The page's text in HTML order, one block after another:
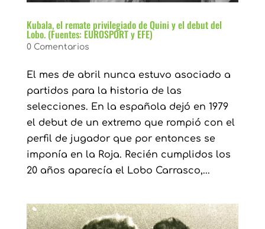
Kubala, el remate privilegiado de Quini y el debut del
Lobo. (Fuentes: EUROSPORT y EFE)
0 Comentarios
El mes de abril nunca estuvo asociado a
partidos para la historia de las
selecciones. En la española dejó en 1979
el debut de un extremo que rompió con el
perfil de jugador que por entonces se
imponía en la Roja. Recién cumplidos los
20 años aparecía el Lobo Carrasco,...